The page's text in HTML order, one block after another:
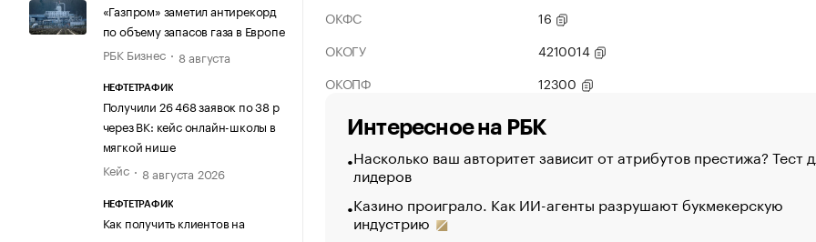
«Газпром» заметил антирекорд
по объему запасов газа в Европе
РБК Бизнес
8 августа
НЕФТЕТРАФИК
Получили 26 468 заявок по 38 р
через ВК: кейс онлайн-школы в
мягкой нише
Кейс
8 августа 2026
НЕФТЕТРАФИК
Как получить клиентов на
ОКФС
16
ОКОГУ
4210014
ОКОПФ
12300
Интересное на РБК
Насколько ваш авторитет зависит от атрибутов престижа? Тест
лидеров
Казино проиграло. Как ИИ-агенты разрушают букмекерскую
индустрию